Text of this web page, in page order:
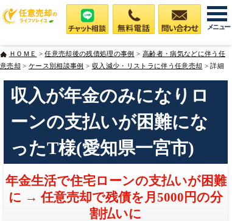
メニュー
ＨＯＭＥ >任意売却後の残債処理の事例 > 高齢者・病気などに伴う任
意売却 >ケース別相談事例 > 収入減少・リストラに伴う任意売却 > 詳細
収入が年金のみになりロ
ーンの支払いが困難にな
ったT様(愛知県一宮市)
年金生活で住宅ローンの支払いが困難
に → 任意売却で残債を月5000円の分
割払いに